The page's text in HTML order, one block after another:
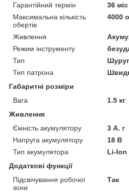
Гарантійний термін
36 міс
Максимальна кількість
обертів
4000
Живлення
Режим інструменту
Тип
Тип патрона
Габаритні розміри
Вага
1.5 кг
Живлення
Ємність акумулятору
3 А. г
Напруга акумулятору
18 В
Тип акумулятора
Li-Ion
Додаткові функції
Підсвічування робочої
зони
Так